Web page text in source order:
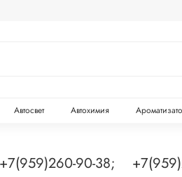
Автосвет Автохимия
90-38;